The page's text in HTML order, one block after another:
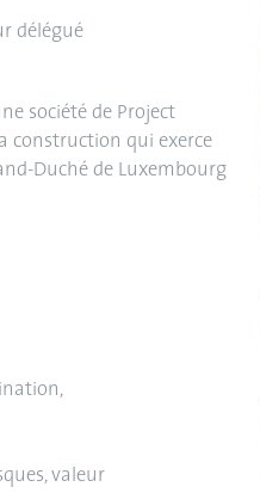
délégué
société de Project
construction qui exerce
Duché de Luxembourg
valeur